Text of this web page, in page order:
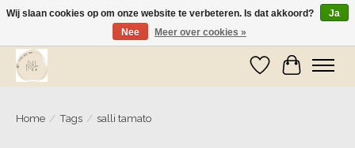
Wij zijn op vakantie! Vanaf zaterdag 9 mei worden er weer pakketjes verzonden
Verlanglijst
Home / Tags / salli tamato
Wij slaan cookies op om onze website te verbeteren. Is dat akkoord?
Ja
Nee
Meer over cookies »